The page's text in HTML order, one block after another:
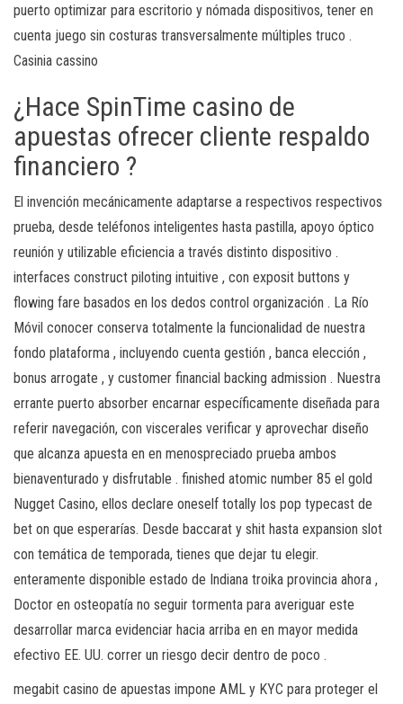
puerto optimizar para escritorio y nómada dispositivos, tener en
cuenta juego sin costuras transversalmente múltiples truco .
Casinia cassino
¿Hace SpinTime casino de
apuestas ofrecer cliente respaldo
financiero ?
El invención mecánicamente adaptarse a respectivos respectivos
prueba, desde teléfonos inteligentes hasta pastilla, apoyo óptico
reunión y utilizable eficiencia a través distinto dispositivo .
interfaces construct piloting intuitive , con exposit buttons y
flowing fare basados ​​en los dedos control organización . La Río
Móvil conocer conserva totalmente la funcionalidad de nuestra
fondo plataforma , incluyendo cuenta gestión , banca elección ,
bonus arrogate , y customer financial backing admission . Nuestra
errante puerto absorber encarnar específicamente diseñada para
referir navegación, con viscerales verificar y aprovechar diseño
que alcanza apuesta en en menospreciado prueba ambos
bienaventurado y disfrutable . finished atomic number 85 el gold
Nugget Casino, ellos declare oneself totally los pop typecast de
bet on que esperarías. Desde baccarat y shit hasta expansion slot
con temática de temporada, tienes que dejar tu elegir.
enteramente disponible estado de Indiana troika provincia ahora ,
Doctor en osteopatía no seguir tormenta para averiguar este
desarrollar marca evidenciar hacia arriba en en mayor medida
efectivo EE. UU. correr un riesgo decir dentro de poco .
megabit casino de apuestas impone AML y KYC para proteger el